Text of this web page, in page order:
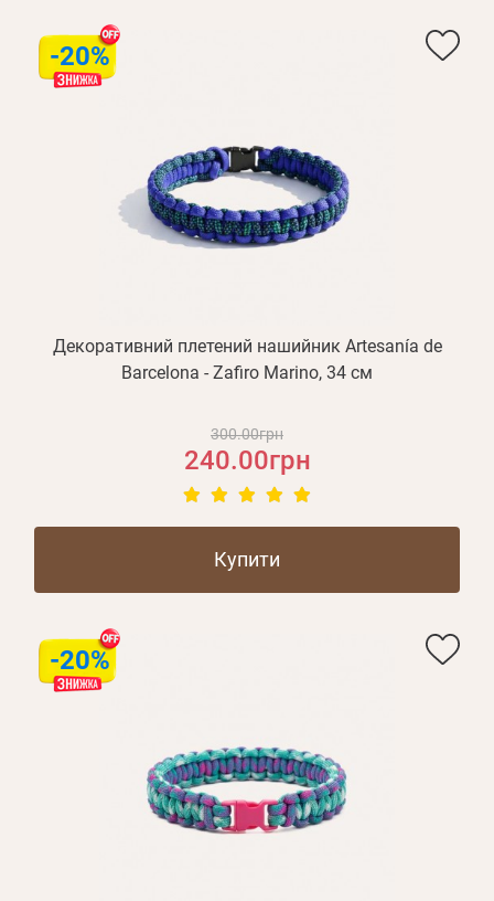
-20%
Декоративний плетений нашийник Artesanía de
Barcelona - Zafiro Marino, 34 см
300.00грн
240.00грн
Купити
-20%